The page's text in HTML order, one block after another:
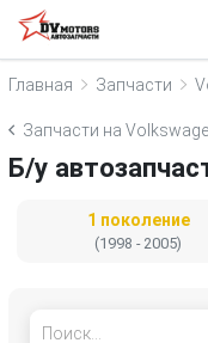
Главная Запчасти
Запчасти на
Б/у
1 поколение
(1998 - 2005)